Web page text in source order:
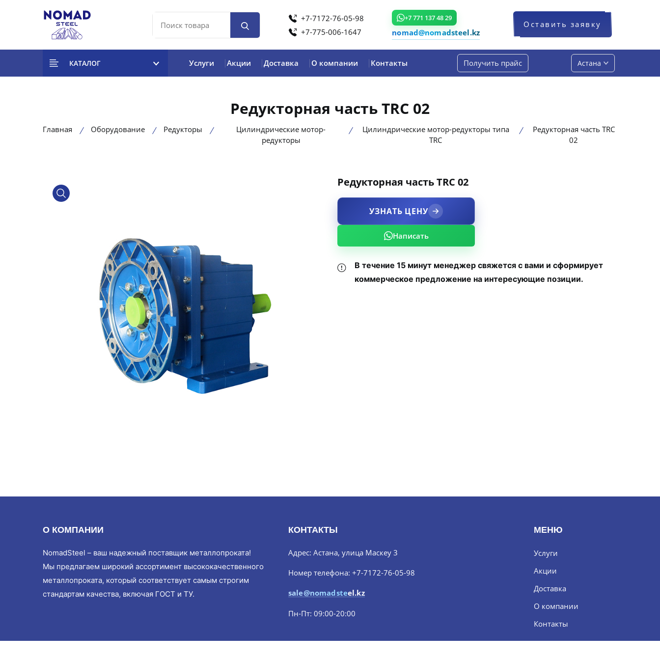
+7-7172-76-05-98
+7-775-006-1647
+7 771 137 48 29
nomad@nomadsteel.kz
Оставить заявку
КАТАЛОГ Услуги Акции Доставка О компании Контакты Получить прайс Астана
Редукторная часть TRC 02
Главная Оборудование Редукторы
Цилиндрические мотор-
редукторы
Цилиндрические мотор-редукторы типа
TRC
Редукторная часть TRC
02
product view
Редукторная часть TRC 02
УЗНАТЬ ЦЕНУ
Написать
В течение 15 минут менеджер свяжется с вами и сформирует
коммерческое предложение на интересующие позиции.
О КОМПАНИИ
NomadSteel – ваш надежный поставщик металлопроката!
Мы предлагаем широкий ассортимент высококачественного
металлопроката, который соответствует самым строгим
стандартам качества, включая ГОСТ и ТУ.
КОНТАКТЫ
Адрес: Астана, улица Маскеу 3
Номер телефона: +7-7172-76-05-98
sale@nomadsteel.kz
Пн-Пт: 09:00-20:00
МЕНЮ
Услуги
Акции
Доставка
О компании
Контакты